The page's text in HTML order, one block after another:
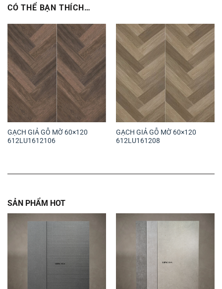
CÓ THỂ BẠN THÍCH…
GẠCH GIẢ GỖ MỜ 60×120
612LU1612106
GẠCH GIẢ GỖ MỜ 60×120
612LU161208
SẢN PHẨM HOT